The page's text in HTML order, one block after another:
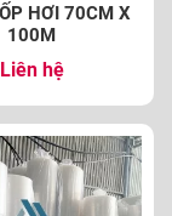
HƠI 70CM X
100M
Liên hệ